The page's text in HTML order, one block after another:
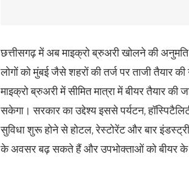
छत्तीसगढ़ में अब माइक्रो ब्रुअरी खोलने की
लोगों को मुंबई जैसे शहरों की तर्ज पर ताजी तैयार
माइक्रो ब्रुअरी में सीमित मात्रा में बीयर तैयार की
सकेगा। सरकार का उद्देश्य इससे पर्यटन,
सुविधा शुरू होने से होटल, रेस्टोरेंट और बार
के अवसर बढ़ सकते हैं और उपभोक्ताओं को बीयर के